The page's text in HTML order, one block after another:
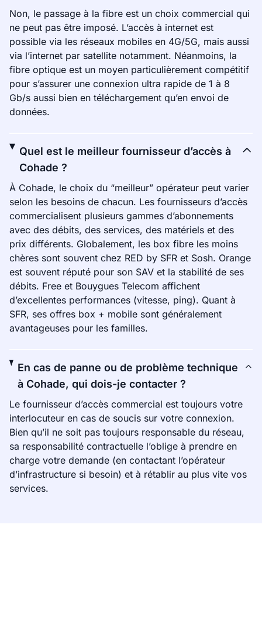
Non, le passage à la fibre est un choix commercial qui
ne peut pas être imposé. L’accès à internet est
possible via les réseaux mobiles en 4G/5G, mais aussi
via l’internet par satellite notamment. Néanmoins, la
fibre optique est un moyen particulièrement compétitif
pour s’assurer une connexion ultra rapide de 1 à 8
Gb/s aussi bien en téléchargement qu’en envoi de
données.
Quel est le meilleur fournisseur d’accès à
Cohade ?
À Cohade, le choix du “meilleur” opérateur peut varier
selon les besoins de chacun. Les fournisseurs d’accès
commercialisent plusieurs gammes d’abonnements
avec des débits, des services, des matériels et des
prix différents. Globalement, les box fibre les moins
chères sont souvent chez RED by SFR et Sosh. Orange
est souvent réputé pour son SAV et la stabilité de ses
débits. Free et Bouygues Telecom affichent
d’excellentes performances (vitesse, ping). Quant à
SFR, ses offres box + mobile sont généralement
avantageuses pour les familles.
En cas de panne ou de problème technique
à Cohade, qui dois-je contacter ?
Le fournisseur d’accès commercial est toujours votre
interlocuteur en cas de soucis sur votre connexion.
Bien qu’il ne soit pas toujours responsable du réseau,
sa responsabilité contractuelle l’oblige à prendre en
charge votre demande (en contactant l’opérateur
d’infrastructure si besoin) et à rétablir au plus vite vos
services.